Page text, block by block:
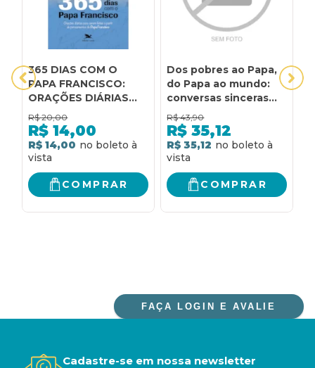
365 DIAS COM O
PAPA FRANCISCO:
ORAÇÕES DIÁRIAS
PARA SEREM FEITAS A
PARTIR DE
PENSAMENTOS DO
PAPA FRANCISCO
R$ 20,00
R$ 14,00
R$ 14,00
COMPRAR
Dos pobres ao Papa,
do Papa ao mundo:
conversas sinceras
com o Papa Francisco
R$ 43,90
R$ 35,12
R$ 35,12
COMPRAR
FAÇA LOGIN E AVALIE
Cadastre-se em nossa newsletter